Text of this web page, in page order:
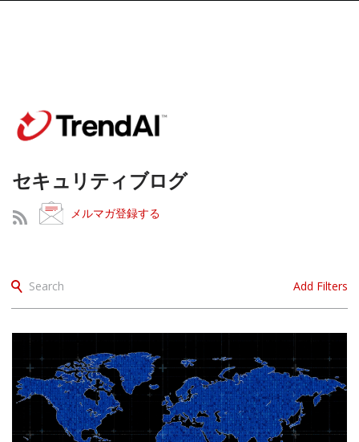
セキュリティブログ
メルマガ登録する
Search Add Filters